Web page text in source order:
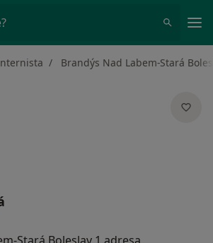
Brandýs Nad Labem-Stará